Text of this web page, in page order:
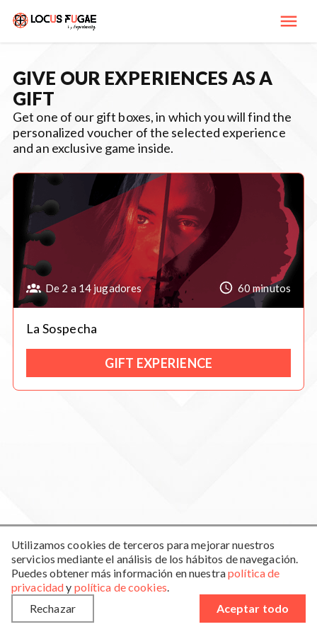
GIVE OUR EXPERIENCES AS A
GIFT
Get one of ourgift boxes, in which you will find the
personalized voucher of the selected experience
and an exclusive game inside.
De 2 a 14 jugadores 60 minutos
La Sospecha
GIFT EXPERIENCE
Privacy Policy Cookie PolicyTerms of useBlog
View in spanish
Web desarrollada por
Insomnia Comunicación
Utilizamos cookies de terceros para mejorar nuestros
servicios mediante el análisis de los hábitos de navegación.
Puedes obtener más información en nuestrapolítica de
privacidady política de cookies.
Rechazar
Aceptar todo